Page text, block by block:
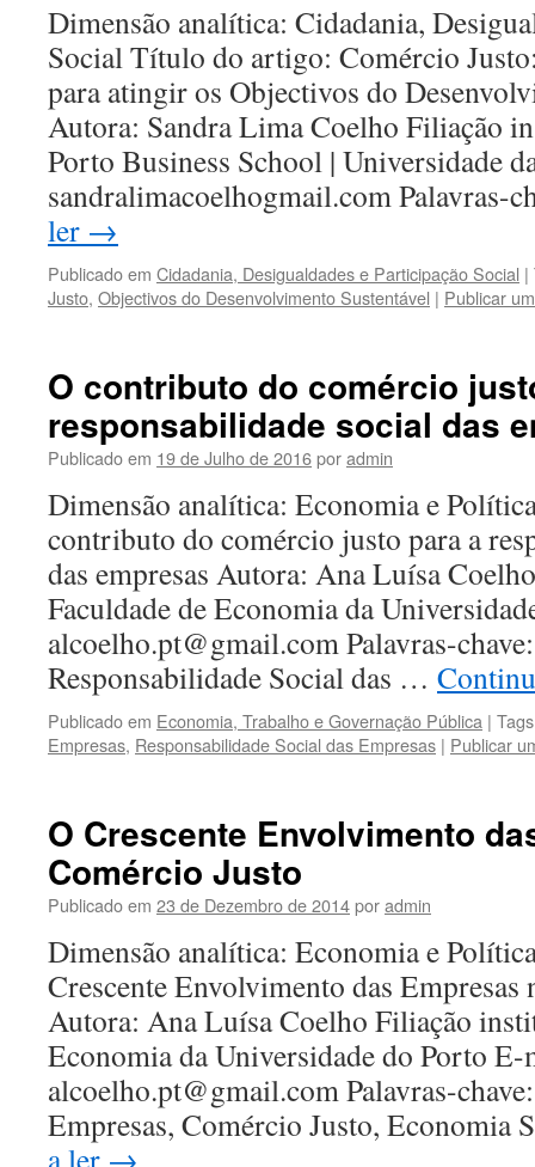
Dimensão analítica: Cidadania,
Social Título do artigo: Comércio
para atingir os Objectivos do
Autora: Sandra Lima Coelho Filiação
Porto Business School | Universidade
sandralimacoelhogmail.com Palavras-
ler →
Publicado em Cidadania, Desigualdades e Participação Social |
Justo, Objectivos do Desenvolvimento Sustentável | Publicar
O contributo do comércio
responsabilidade social das
Publicado em 19 de Julho de 2016poradmin
Dimensão analítica: Economia e
contributo do comércio justo para a
das empresas Autora: Ana Luísa
Faculdade de Economia da
alcoelho.pt@gmail.com Palavras-
Responsabilidade Social das …
Publicado em Economia, Trabalho e Governação Pública | Tags
Empresas, Responsabilidade Social das Empresas | Publicar
O Crescente Envolvimento
Comércio Justo
Publicado em 23 de Dezembro de 2014poradmin
Dimensão analítica: Economia e
Crescente Envolvimento das
Autora: Ana Luísa Coelho Filiação
Economia da Universidade do Porto
alcoelho.pt@gmail.com Palavras-
Empresas, Comércio Justo,
a ler →